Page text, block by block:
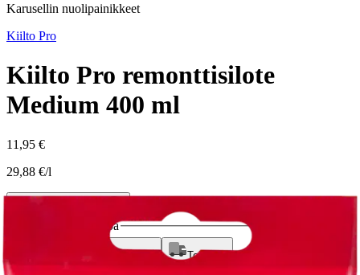
Karusellin nuolipainikkeet
Kiilto Pro
Kiilto Pro remonttisilote
Medium 400 ml
11,95 €
29,88 €/l
Valitse toimitustapa
Ilmainen
Toimitus
Ei saatavilla